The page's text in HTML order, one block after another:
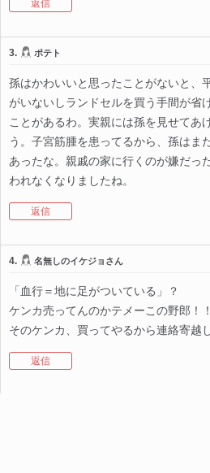
返信
3. ポテト
孫はかわいいと思ったことがないと、
がいないしランドセルを買う手間が省
ことがあるわ。実親には孫を見せてあ
う。子宮筋腫を患ってるから、孫はま
あったな。親戚の家に行くのが嫌だっ
われなくなりましたね。
返信
4. 名無しのイケジョさん
「血行＝地に足がついている」？
ケンカ売ってんのかテメーこの野郎！！
そのケンカ、買ってやるから連絡寄越
返信